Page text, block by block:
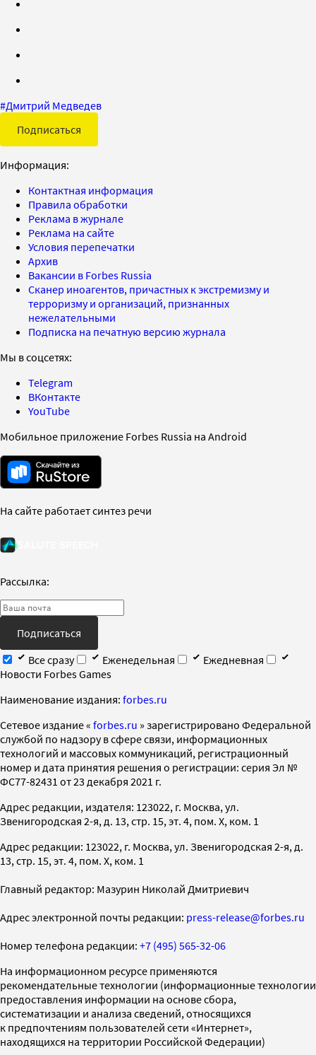
#Дмитрий Медведев
Подписаться
Информация:
Контактная информация
Правила обработки
Реклама в журнале
Реклама на сайте
Условия перепечатки
Архив
Вакансии в Forbes Russia
Сканер иноагентов, причастных к экстремизму и
терроризму и организаций, признанных
нежелательными
Подписка на печатную версию журнала
Мы в соцсетях:
Telegram
ВКонтакте
YouTube
Мобильное приложение Forbes Russia на Android
На сайте работает синтез речи
Рассылка:
Подписаться
Все сразу
Еженедельная
Ежедневная
Новости Forbes Games
Наименование издания: forbes.ru
Cетевое издание « forbes.ru » зарегистрировано Федеральной
службой по надзору в сфере связи, информационных
технологий и массовых коммуникаций, регистрационный
номер и дата принятия решения о регистрации: серия Эл №
ФС77-82431 от 23 декабря 2021 г.
Адрес редакции, издателя: 123022, г. Москва, ул.
Звенигородская 2-я, д. 13, стр. 15, эт. 4, пом. X, ком. 1
Адрес редакции: 123022, г. Москва, ул. Звенигородская 2-я, д.
13, стр. 15, эт. 4, пом. X, ком. 1
Главный редактор: Мазурин Николай Дмитриевич
Адрес электронной почты редакции: press-release@forbes.ru
Номер телефона редакции: +7 (495) 565-32-06
На информационном ресурсе применяются
рекомендательные технологии (информационные технологии
предоставления информации на основе сбора,
систематизации и анализа сведений, относящихся
к предпочтениям пользователей сети «Интернет»,
находящихся на территории Российской Федерации)